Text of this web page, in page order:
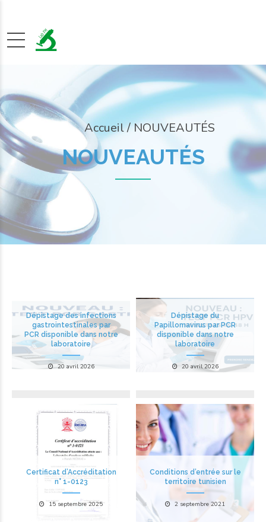
NOUVEAUTÉS
NOUVEAUTÉS
Dépistage des infections
gastrointestinales par
PCR disponible dans notre
laboratoire
20 avril 2026
Dépistage du
Papillomavirus par PCR
disponible dans notre
laboratoire
20 avril 2026
Certificat d’Accréditation
n° 1-0123
15 septembre 2025
Conditions d’entrée sur le
territoire tunisien
2 septembre 2021